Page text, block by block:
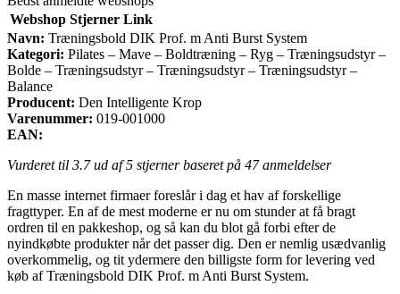
Webshop Stjerner Link
Navn: Træningsbold DIK Prof. m Anti Burst System
Kategori: Pilates – Mave – Boldtræning – Ryg – Træningsudstyr –
Bolde – Træningsudstyr – Træningsudstyr – Træningsudstyr –
Balance
Producent: Den Intelligente Krop
Varenummer: 019-001000
EAN:
Vurderet til 3.7ud af 5 stjerner baseret på 47anmeldelser
En masse internet firmaer foreslår i dag et hav af forskellige
fragttyper. En af de mest moderne er nu om stunder at få bragt
ordren til en pakkeshop, og så kan du blot gå forbi efter de
nyindkøbte produkter når det passer dig. Den er nemlig usædvanlig
overkommelig, og tit ydermere den billigste form for levering ved
køb af Træningsbold DIK Prof. m Anti Burst System.